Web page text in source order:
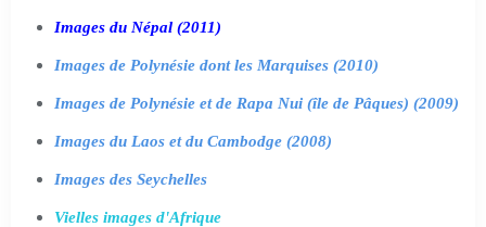
Images du Népal (2011)
Images de Polynésie dont les Marquises (2010)
Images de Polynésie et de Rapa Nui (île de Pâques) (2009)
Images du Laos et du Cambodge (2008)
Images des Seychelles
Vielles images d'Afrique